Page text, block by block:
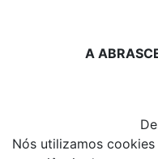
A
Nós utilizamos